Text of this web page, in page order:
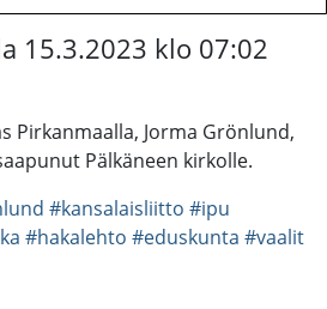
15.3.2023 klo 07:02
Pirkanmaalla, Jorma Grönlund,
Pälkäneen kirkolle.
#kansalaisliitto #ipu
#hakalehto #eduskunta #vaalit